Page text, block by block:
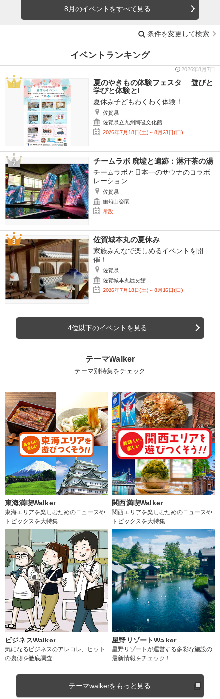
8月のイベントをすべて見る
条件を変更して検索
イベントランキング
2026年8月7日
夏のやきもの体験フェスタ 遊びと
学びと体験と!
夏休み子どもわくわく体験！
佐賀県
佐賀県立九州陶磁文化館
2026年7月18日(土)～8月23日(日)
チームラボ 廃墟と遺跡：淋汗茶の湯
チームラボと日本一のサウナのコラボ
レーション
佐賀県
御船山楽園
常設
佐賀城本丸の夏休み
家族みんなで楽しめるイベントを開
催！
佐賀県
佐賀城本丸歴史館
2026年7月18日(土)～8月16日(日)
4位以下のイベントを見る
テーマWalker
テーマ別特集をチェック
東海満喫Walker
東海エリアを楽しむためのニュースや
トピックスを大特集
関西満喫Walker
関西エリアを楽しむためのニュースや
トピックスを大特集
ビジネスWalker
気になるビジネスのアレコレ、ヒット
の裏側を徹底調査
星野リゾートWalker
星野リゾートが運営する多彩な施設の
最新情報をチェック！
テーマwalkerをもっと見る